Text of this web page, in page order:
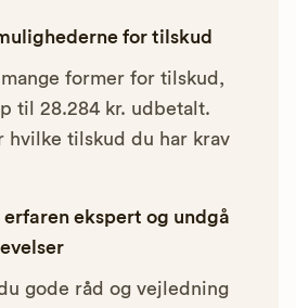
for tilskud
former for tilskud,
til 28.284 kr. udbetalt.
hvilke tilskud du har krav
erfaren ekspert og undgå
gode råd og vejledning